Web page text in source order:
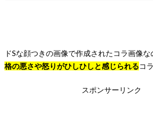
ドSな顔つきの画像で作成されたコラ画像な
格の悪さや怒りがひしひしと感じられるコ
スポンサーリンク